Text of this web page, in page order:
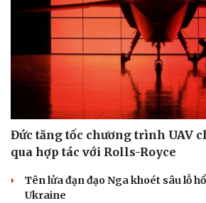
Đức tăng tốc chương trình UAV
qua hợp tác với Rolls-Royce
Tên lửa đạn đạo Nga khoét sâu lỗ
Ukraine